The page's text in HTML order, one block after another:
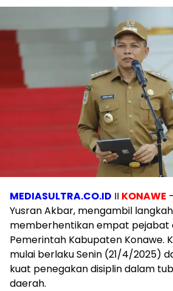
MEDIASULTRA.CO.ID II KONAWE
Yusran Akbar, mengambil
memberhentikan empat pejabat
Pemerintah Kabupaten Konawe.
mulai berlaku Senin (21/4/2025)
kuat penegakan disiplin dalam
daerah.